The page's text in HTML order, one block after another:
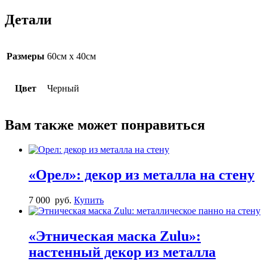
Детали
Размеры 60см х 40см
Цвет Черный
Вам также может понравиться
«Орел»: декор из металла на стену
7 000 руб. Купить
«Этническая маска Zulu»:
настенный декор из металла